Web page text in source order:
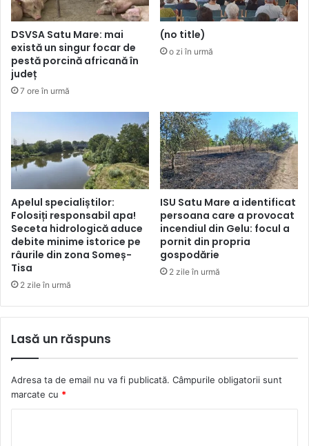
DSVSA Satu Mare: mai
există un singur focar de
pestă porcină africană în
județ
7 ore în urmă
(no title)
o zi în urmă
Apelul specialiștilor:
Folosiți responsabil apa!
Seceta hidrologică aduce
debite minime istorice pe
râurile din zona Someș-
Tisa
2 zile în urmă
ISU Satu Mare a identificat
persoana care a provocat
incendiul din Gelu: focul a
pornit din propria
gospodărie
2 zile în urmă
Lasă un răspuns
Adresa ta de email nu va fi publicată. Câmpurile obligatorii sunt
marcate cu *